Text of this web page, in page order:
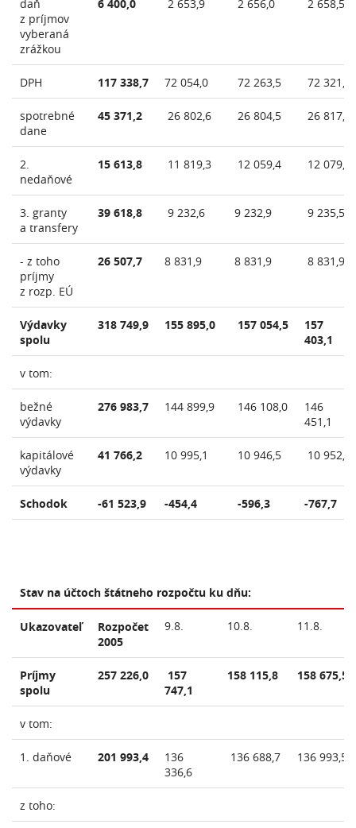
daň
z príjmov
vyberaná
zrážkou
6 400,0 2 653,9 2 656,0 2 658,5
DPH 117 338,7 72 054,0 72 263,5 72 321,1
spotrebné
dane
45 371,2 26 802,6 26 804,5 26 817,4
2.
nedaňové
15 613,8 11 819,3 12 059,4 12 079,6
3. granty
a transfery
39 618,8 9 232,6 9 232,9 9 235,5
- z toho
príjmy
z rozp. EÚ
26 507,7 8 831,9 8 831,9 8 831,9
Výdavky
spolu
318 749,9 155 895,0 157 054,5
157
403,1
v tom:
bežné
výdavky
276 983,7 144 899,9 146 108,0
146
451,1
kapitálové
výdavky
41 766,2 10 995,1 10 946,5 10 952,0
Schodok -61 523,9 -454,4 -596,3 -767,7
Stav na účtoch štátneho rozpočtu ku dňu:
Ukazovateľ
Rozpočet
2005
9.8. 10.8. 11.8.
Príjmy
spolu
257 226,0
157
747,1
158 115,8 158 675,5
v tom:
1. daňové 201 993,4
136
336,6
136 688,7 136 993,5
z toho: